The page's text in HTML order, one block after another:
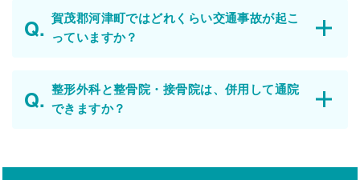
賀茂郡河津町ではどれくらい交通事故が起こ
っていますか？
整形外科と整骨院・接骨院は、併用して通院
できますか？